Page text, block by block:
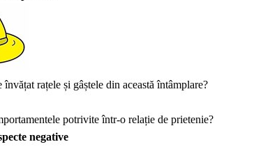
învățat rațele și gâștele din această întâmplare?
potrivite într-o relație de prietenie?
negative